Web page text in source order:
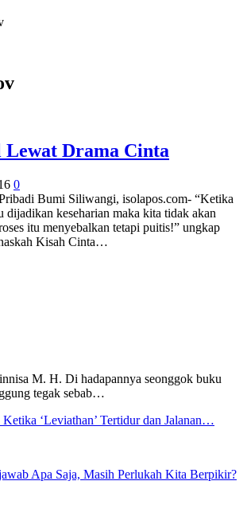
Drama Cinta
0
Bumi Siliwangi, isolapos.com- “Ketika
dijadikan keseharian maka kita tidak akan
itu menyebalkan tetapi puitis!” ungkap
Kisah Cinta…
M. H. Di hadapannya seonggok buku
tegak sebab…
‘Leviathan’ Tertidur dan Jalanan…
Apa Saja, Masih Perlukah Kita Berpikir?